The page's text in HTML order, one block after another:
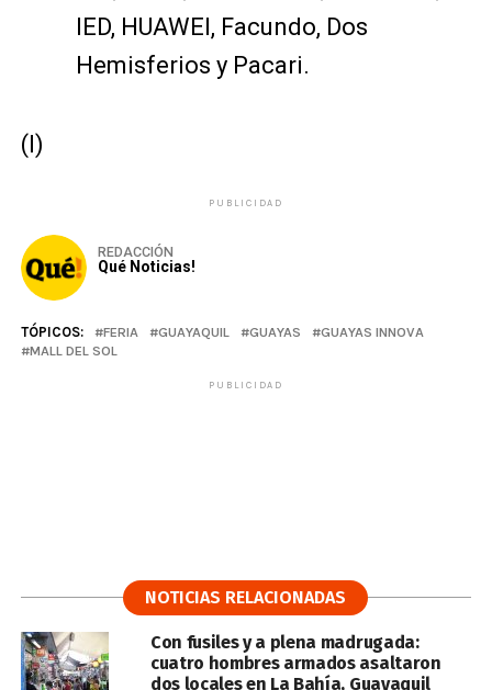
IED, HUAWEI, Facundo, Dos
Hemisferios y Pacari.
(I)
PUBLICIDAD
REDACCIÓN
Qué Noticias!
TÓPICOS: FERIA GUAYAQUIL GUAYAS
GUAYAS INNOVA
MALL DEL SOL
PUBLICIDAD
NOTICIAS RELACIONADAS
Con fusiles y a plena madrugada:
cuatro hombres armados asaltaron
dos locales en La Bahía, Guayaquil